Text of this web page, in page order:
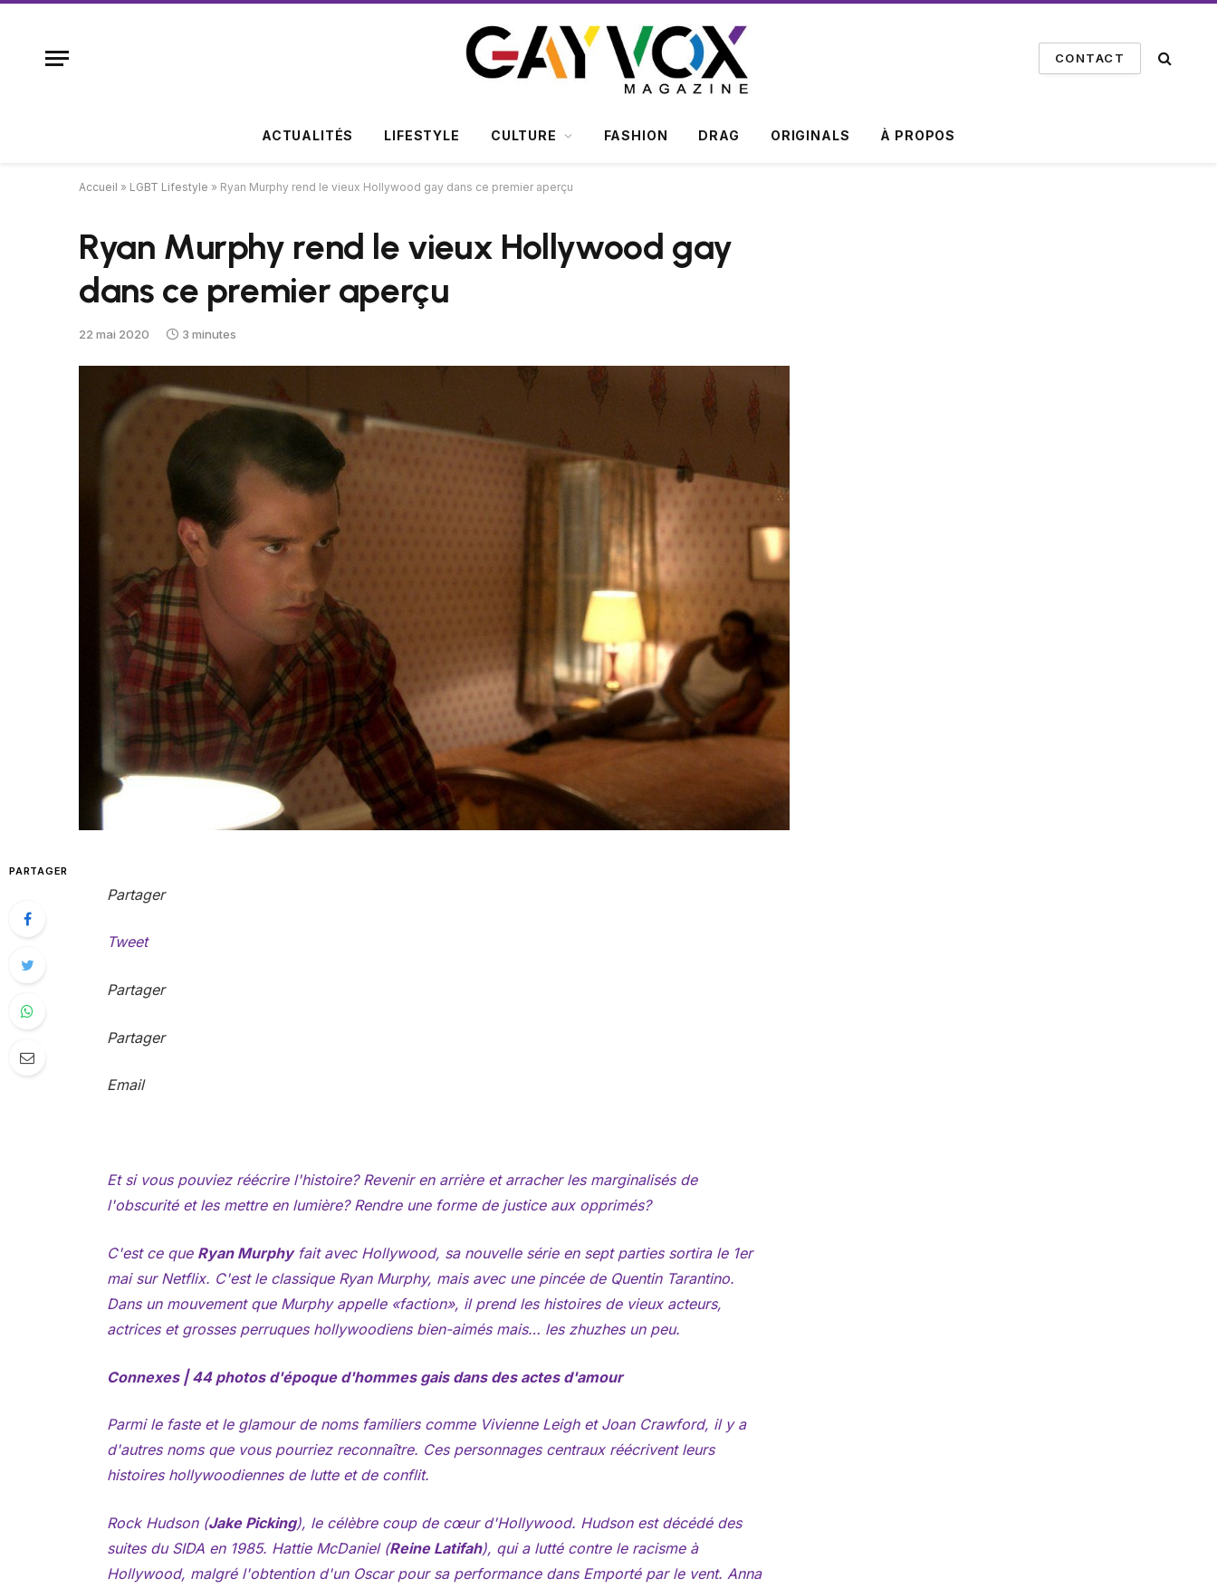
CONTACT
ACTUALITÉS LIFESTYLE CULTURE FASHION DRAG ORIGINALS À PROPOS
Accueil » LGBT Lifestyle » Ryan Murphy rend le vieux Hollywood gay dans ce premier aperçu
Ryan Murphy rend le vieux Hollywood gay
dans ce premier aperçu
22 mai 2020 3 minutes
PARTAGER
Partager
Tweet
Partager
Partager
Email
Et si vous pouviez réécrire l'histoire? Revenir en arrière et arracher les marginalisés de
l'obscurité et les mettre en lumière? Rendre une forme de justice aux opprimés?
C'est ce que Ryan Murphyfait avec Hollywood, sa nouvelle série en sept parties sortira le 1er
mai sur Netflix. C'est le classique Ryan Murphy, mais avec une pincée de Quentin Tarantino.
Dans un mouvement que Murphy appelle «faction», il prend les histoires de vieux acteurs,
actrices et grosses perruques hollywoodiens bien-aimés mais… les zhuzhes un peu.
Connexes | 44 photos d'époque d'hommes gais dans des actes d'amour
Parmi le faste et le glamour de noms familiers comme Vivienne Leigh et Joan Crawford, il y a
d'autres noms que vous pourriez reconnaître. Ces personnages centraux réécrivent leurs
histoires hollywoodiennes de lutte et de conflit.
Rock Hudson (Jake Picking), le célèbre coup de cœur d'Hollywood. Hudson est décédé des
suites du SIDA en 1985. Hattie McDaniel (Reine Latifah), qui a lutté contre le racisme à
Hollywood, malgré l'obtention d'un Oscar pour sa performance dans Emporté par le vent. Anna